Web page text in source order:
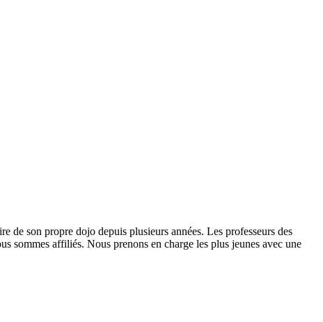
de son propre dojo depuis plusieurs années. Les professeurs des
sommes affiliés. Nous prenons en charge les plus jeunes avec une